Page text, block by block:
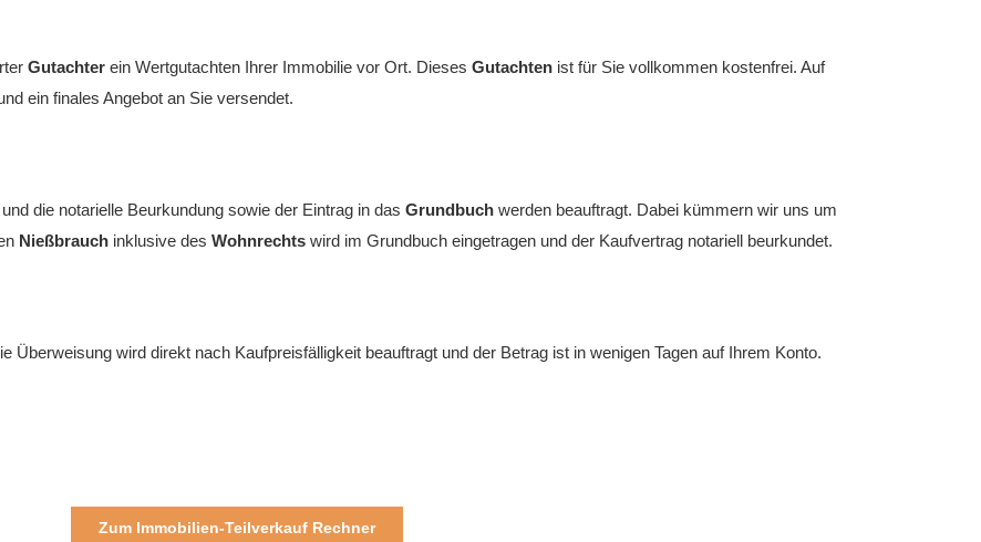
Gutachter ein Wertgutachten Ihrer Immobilie vor Ort. Dieses Gutachten ist für Sie vollkommen kostenfrei. Auf
ein finales Angebot an Sie versendet.
die notarielle Beurkundung sowie der Eintrag in das Grundbuch werden beauftragt. Dabei kümmern wir uns um
Nießbrauch inklusive des Wohnrechts wird im Grundbuch eingetragen und der Kaufvertrag notariell beurkundet.
Überweisung wird direkt nach Kaufpreisfälligkeit beauftragt und der Betrag ist in wenigen Tagen auf Ihrem Konto.
Zum Immobilien-Teilverkauf Rechner